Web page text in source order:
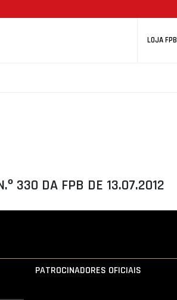
LOJA FPB
330 DA FPB DE 13.07.2012
PATROCINADORES OFICIAIS